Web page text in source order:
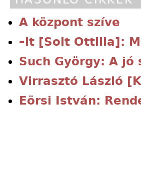
A központ szíve
–lt [Solt Ottilia]:
Such György: A jó
Virrasztó László
Eörsi István: